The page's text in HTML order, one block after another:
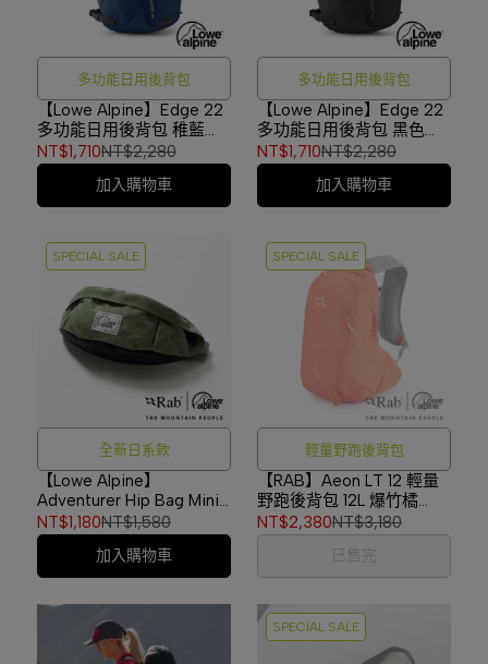
多功能日用後背包
【Lowe Alpine】Edge 22
多功能日用後背包 稚藍
#FDP90
NT$1,710NT$2,280
加入購物車
多功能日用後背包
【Lowe Alpine】Edge 22
多功能日用後背包 黑色
#FDP90
NT$1,710NT$2,280
加入購物車
SPECIAL SALE
全新日系款
【Lowe Alpine】
Adventurer Hip Bag Mini
日系腰包/肩背包 石灰岩/
龍舌蘭 #LA05
NT$1,180NT$1,580
加入購物車
SPECIAL SALE
輕量野跑後背包
【RAB】Aeon LT 12 輕量
野跑後背包 12L 爆竹橘
#QAP21
NT$2,380NT$3,180
已售完
SPECIAL SALE